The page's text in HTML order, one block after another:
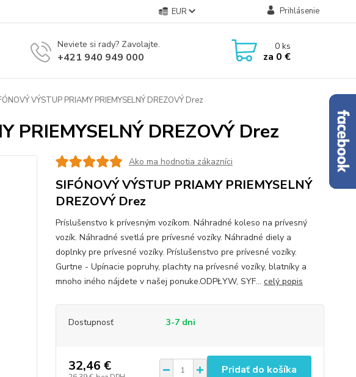
EUR Prihlásenie
Neviete si rady? Zavolajte.
+421 940 949 000
0ks
za 0 €
VÝSTUP PRIAMY PRIEMYSELNÝ DREZOVÝ Drez
PRIEMYSELNÝ DREZOVÝ Drez
Ako ma hodnotia zákazníci
SIFÓNOVÝ VÝSTUP PRIAMY PRIEMYSELNÝ
DREZOVÝ Drez
Príslušenstvo k prívesným vozíkom. Náhradné koleso na prívesný
vozík. Náhradné svetlá pre prívesné vozíky. Náhradné diely a
doplnky pre prívesné vozíky. Príslušenstvo pre prívesné vozíky.
Gurtne - Upínacie popruhy, plachty na prívesné vozíky, blatníky a
mnoho iného nájdete v našej ponuke.ODPŁYW, SYF... celý popis
Dostupnosť 3-7 dni
32,46 € Pridať do košíka